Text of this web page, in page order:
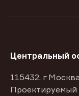
Центральный
115432, г
Проектируемый